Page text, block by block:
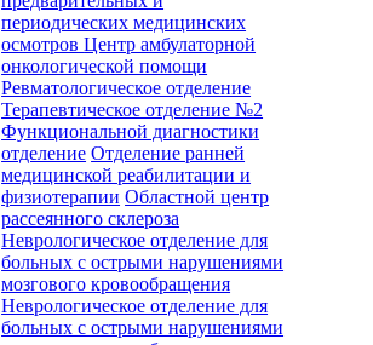
периодических медицинских
осмотровЦентр амбулаторной
онкологической помощи
Ревматологическое отделение
Терапевтическое отделение №2
Функциональной диагностики
отделение Отделение ранней
медицинской реабилитации и
физиотерапии Областной центр
рассеянного склероза
Неврологическое отделение для
больных с острыми нарушениями
мозгового кровообращения
Неврологическое отделение для
больных с острыми нарушениями